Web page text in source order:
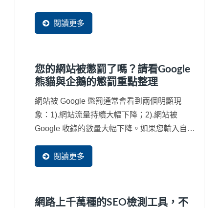
閱讀更多
您的網站被懲罰了嗎？請看Google
熊貓與企鵝的懲罰重點整理
網站被 Google 懲罰通常會看到兩個明顯現
象：1).網站流量持續大幅下降；2).網站被
Google 收錄的數量大幅下降。如果您輸入自己
站已經被列入黑名單了，從此不會再被找到
了，也就是說將近有90%潛在買主不會再發現
閱讀更多
網路上千萬種的SEO檢測工具，不